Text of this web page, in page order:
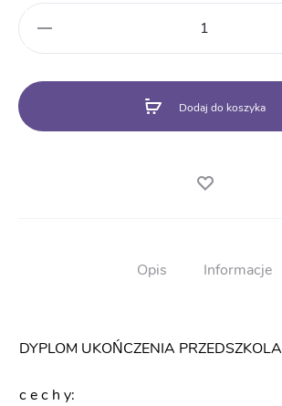
AN81
(ukończenia
Dodaj do koszyka
Opis Informacje
DYPLOM UKOŃCZENIA PRZEDSZKOLA
c e c h y: